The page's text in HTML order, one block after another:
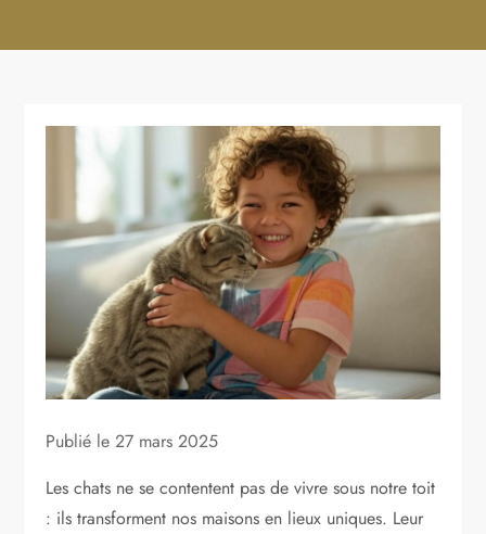
Publié le27 mars 2025
Les chats ne se contentent pas de vivre sous notre toit
: ils transforment nos maisons en lieux uniques. Leur